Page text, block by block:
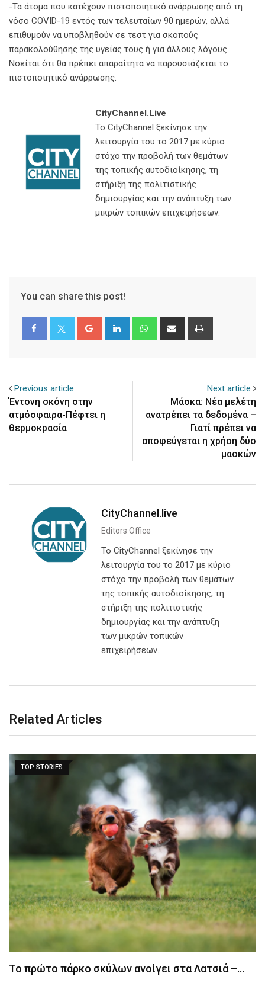
-Τα άτομα που κατέχουν πιστοποιητικό ανάρρωσης από τη
νόσο COVID-19 εντός των τελευταίων 90 ημερών, αλλά
επιθυμούν να υποβληθούν σε τεστ για σκοπούς
παρακολούθησης της υγείας τους ή για άλλους λόγους.
Νοείται ότι θα πρέπει απαραίτητα να παρουσιάζεται το
πιστοποιητικό ανάρρωσης.
CityChannel.live
Το CityChannel ξεκίνησε την
λειτουργία του το 2017 με κύριο
στόχο την προβολή των θεμάτων
της τοπικής αυτοδιοίκησης, τη
στήριξη της πολιτιστικής
δημιουργίας και την ανάπτυξη των
μικρών τοπικών επιχειρήσεων.
You can share this post!
Google+ LinkedIn WhatsappShare
Previous article
Έντονη σκόνη στην
ατμόσφαιρα-Πέφτει η
θερμοκρασία
Next article
Μάσκα: Νέα μελέτη
ανατρέπει τα δεδομένα –
Γιατί πρέπει να
αποφεύγεται η χρήση δύο
μασκών
CityChannel.live
Editors Office
Το CityChannel ξεκίνησε την
λειτουργία του το 2017 με κύριο
στόχο την προβολή των θεμάτων
της τοπικής αυτοδιοίκησης, τη
στήριξη της πολιτιστικής
δημιουργίας και την ανάπτυξη
των μικρών τοπικών
επιχειρήσεων.
Related Articles
TOP STORIES
Το πρώτο πάρκο σκύλων ανοίγει στα Λατσιά –…